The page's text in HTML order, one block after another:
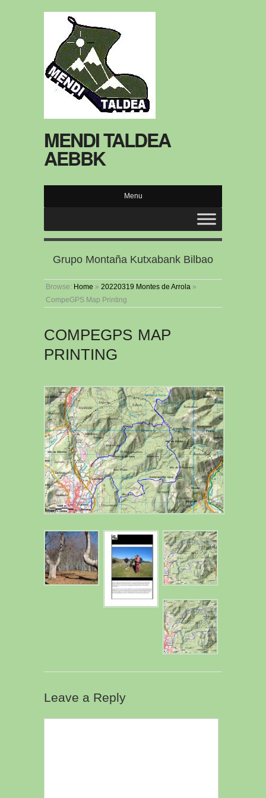
MENDI TALDEA
AEBBK
Menu
Grupo Montaña Kutxabank Bilbao
Browse: Home » 20220319 Montes de Arrola »
CompeGPS Map Printing
COMPEGPS MAP
PRINTING
Leave a Reply